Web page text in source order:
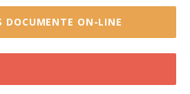
DOCUMENTE ON-LINE